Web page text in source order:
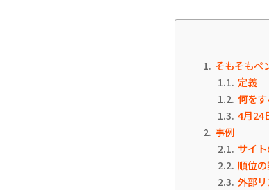
1 そもそもペ
1.1 定義
1.2 何を
1.3 4月24
2 事例
2.1 サイ
2.2 順位
2.3 外部